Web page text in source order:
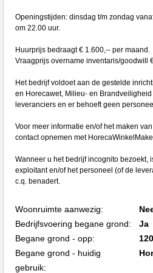
Openingstijden: dinsdag t/m zondag
om 22.00 uur.
Huurprijs bedraagt € 1.600,-- per maand.
Vraagprijs overname inventaris/goodwill
Het bedrijf voldoet aan de gestelde
en Horecawet, Milieu- en
leveranciers en er behoeft geen
Voor meer informatie en/of het maken
contact opnemen met
Wanneer u het bedrijf incognito bezoekt,
exploitant en/of het personeel (of de
c.q. benadert.
Woonruimte aanwezig:
Bedrijfsvoering begane grond:
Ja
Begane grond - opp:
Begane grond - huidig
gebruik: